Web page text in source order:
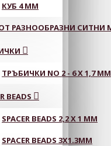
КУБ 4 ММ
РАЗНООБРАЗНИ СИТНИ
ТРЪБИЧКИ NO 2 - 6 X 1,7 MM
BEADS
SPACER BEADS 2,2 X 1 MM
SPACER BEADS 3X1.3MM